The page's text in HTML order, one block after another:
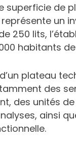
superficie de
représente un
250 lits,
habitants
d’un plateau
des
des unités
ainsi